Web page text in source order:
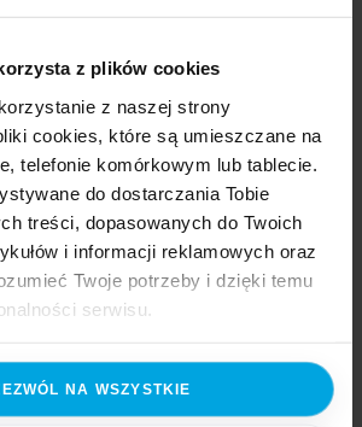
z plików cookies
z naszej strony
cookies, które są umieszczane na
telefonie komórkowym lub tablecie.
do dostarczania Tobie
treści, dopasowanych do Twoich
i informacji reklamowych oraz
Twoje potrzeby i dzięki temu
serwisu.
niezbędna do prawidłowego działania
Jeżeli nie wyrażasz
NA WSZYSTKIE
w bazie wiedzy
od użytkownika
po których otrzyma właściwą
pytanie. Takie „informatyczne”
na jakość konwersacji z chatbotem.
jako człowieka, personalizowanie
dla rozmówcy i w sytuacji braku
prowadzi do rozczarowania.
występujących błędach pozwoli
się do procesu wdrożenia i ominięcie